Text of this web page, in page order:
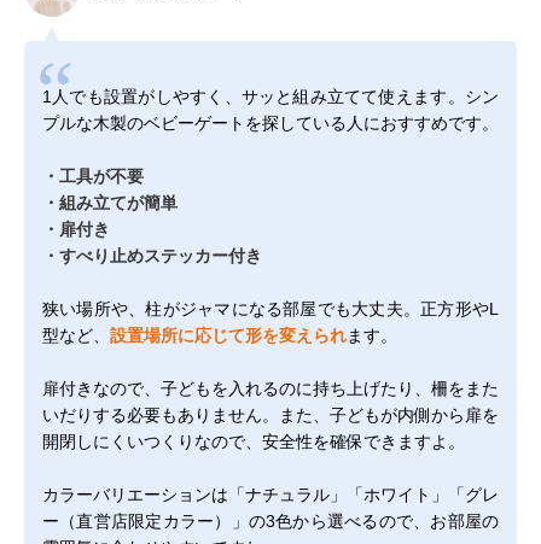
1人でも設置がしやすく、サッと組み立てて使えます。シン
プルな木製のベビーゲートを探している人におすすめです。
・工具が不要
・組み立てが簡単
・扉付き
・すべり止めステッカー付き
狭い場所や、柱がジャマになる部屋でも大丈夫。正方形やL
型など、 設置場所に応じて形を変えられます。
扉付きなので、子どもを入れるのに持ち上げたり、柵をまた
いだりする必要もありません。また、子どもが内側から扉を
開閉しにくいつくりなので、安全性を確保できますよ。
カラーバリエーションは「ナチュラル」「ホワイト」「グレ
ー（直営店限定カラー）」の3色から選べるので、お部屋の